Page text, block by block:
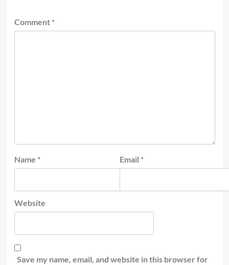
Comment *
Name * Email *
Website
Save my name, email, and website in this browser for